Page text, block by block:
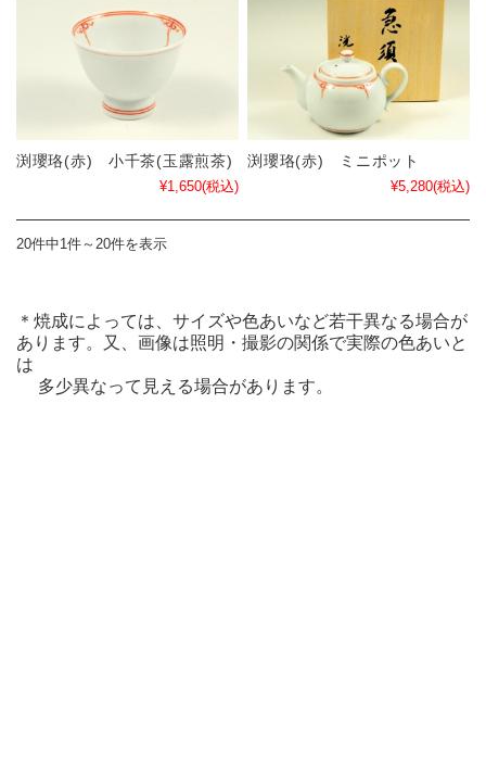
渕瓔珞(赤) 小千茶(玉露煎茶)
¥1,650(税込)
渕瓔珞(赤) ミニポット
¥5,280(税込)
20件中1件～20件を表示
＊焼成によっては、サイズや色あいなど若干異なる場合が
あります。又、画像は照明・撮影の関係で実際の色あいと
は
多少異なって見える場合があります。